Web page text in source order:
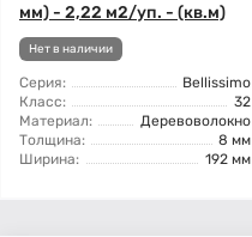
мм) - 2,22 м2/уп. - (кв.м)
Нет в наличии
Серия:
Bellissimo
Класс:
32
Материал:
Деревоволокно
Толщина:
8 мм
Ширина:
192 мм